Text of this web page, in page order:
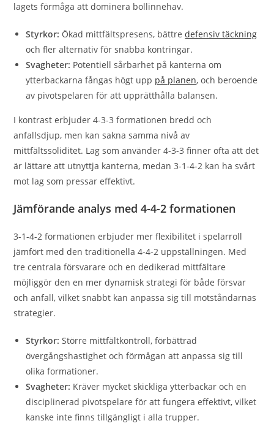
lagets förmåga att dominera bollinnehav.
Styrkor: Ökad mittfältspresens, bättredefensiv täckning
och fler alternativ för snabba kontringar.
Svagheter: Potentiell sårbarhet på kanterna om
ytterbackarna fångas högt upp på planen, och beroende
av pivotspelaren för att upprätthålla balansen.
I kontrast erbjuder 4-3-3 formationen bredd och
anfallsdjup, men kan sakna samma nivå av
mittfältssoliditet. Lag som använder 4-3-3 finner ofta att det
är lättare att utnyttja kanterna, medan 3-1-4-2 kan ha svårt
mot lag som pressar effektivt.
Jämförande analys med 4-4-2 formationen
3-1-4-2 formationen erbjuder mer flexibilitet i spelarroll
jämfört med den traditionella 4-4-2 uppställningen. Med
tre centrala försvarare och en dedikerad mittfältare
möjliggör den en mer dynamisk strategi för både försvar
och anfall, vilket snabbt kan anpassa sig till motståndarnas
strategier.
Styrkor: Större mittfältkontroll, förbättrad
övergångshastighet och förmågan att anpassa sig till
olika formationer.
Svagheter: Kräver mycket skickliga ytterbackar och en
disciplinerad pivotspelare för att fungera effektivt, vilket
kanske inte finns tillgängligt i alla trupper.